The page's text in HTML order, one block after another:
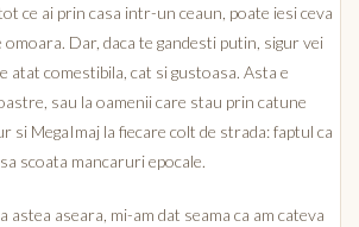
ce ai prin casa intr-un ceaun, poate iesi ceva
Dar, daca te gandesti putin, sigur vei
atat comestibila, cat si gustoasa. Asta e
sau la oamenii care stau prin catune
si MegaImaj la fiecare colt de strada: faptul ca
scoata mancaruri epocale.
astea aseara, mi-am dat seama ca am cateva